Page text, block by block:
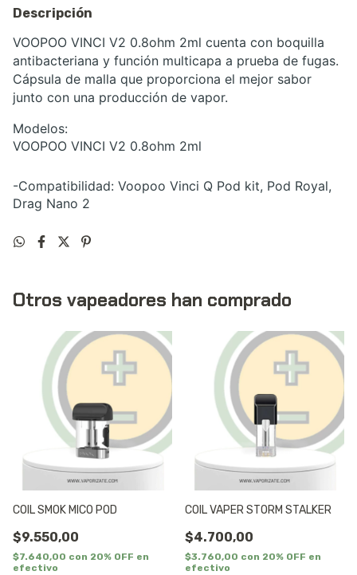
Descripción
VOOPOO VINCI V2 0.8ohm 2ml cuenta con boquilla
antibacteriana y función multicapa a prueba de fugas.
Cápsula de malla que proporciona el mejor sabor
junto con una producción de vapor.
Modelos:
VOOPOO VINCI V2 0.8ohm 2ml
-Compatibilidad: Voopoo Vinci Q Pod kit, Pod Royal,
Drag Nano 2
Otros vapeadores han comprado
COIL SMOK MICO POD
$9.550,00
$7.640,00 con 20% OFF en
efectivo
COIL VAPER STORM STALKER
$4.700,00
$3.760,00 con 20% OFF en
efectivo